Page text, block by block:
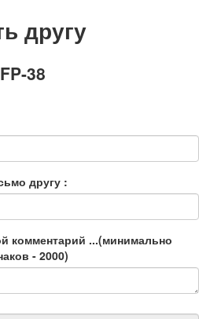
другу
38
другу :
комментарий ...(минимально
- 2000)